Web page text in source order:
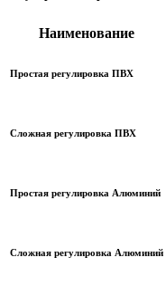
Наименование
Простая регулировка ПВХ
Сложная регулировка ПВХ
Простая регулировка Алюминий
Сложная регулировка Алюминий